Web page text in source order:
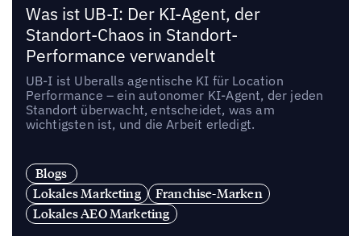
Was ist UB-I: Der KI-Agent, der
Standort-Chaos in Standort-
Performance verwandelt
UB-I ist Uberalls agentische KI für Location
Performance – ein autonomer KI-Agent, der jeden
Standort überwacht, entscheidet, was am
wichtigsten ist, und die Arbeit erledigt.
Blogs
Lokales Marketing
Franchise-Marken
Lokales AEO Marketing